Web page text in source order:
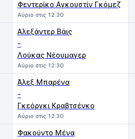
Φεντερίκο Αγκουστίν Γκόμεζ
Αύριο στις 12:30
Αλεξάντερ Βάις
-
Λούκας Νέουμαγερ
Αύριο στις 12:30
Άλεξ Μπαρένα
-
Γκεόργκι Κραβτσένκο
Αύριο στις 12:30
Φακούντο Μένα